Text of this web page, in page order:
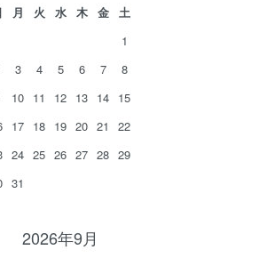
月 火 水 木 金
土
1
3 4 5 6 7
8
10 11 12 13 14 15
17 18 19 20 21
22
24 25 26 27 28 29
31
2026年9月